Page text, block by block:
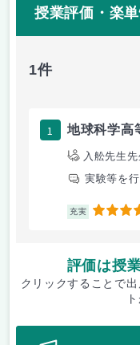
授業評価・楽
1件
1 地球科学高
入舩先生先
実験等を
充実 5
評価は授
クリックすることで